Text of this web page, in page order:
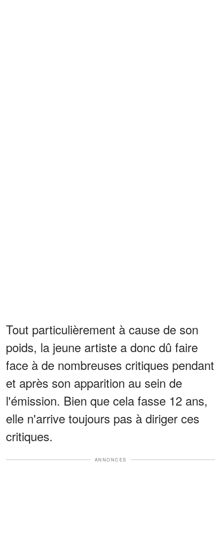
Tout particulièrement à cause de son
poids, la jeune artiste a donc dû faire
face à de nombreuses critiques pendant
et après son apparition au sein de
l'émission. Bien que cela fasse 12 ans,
elle n'arrive toujours pas à diriger ces
critiques.
ANNONCES